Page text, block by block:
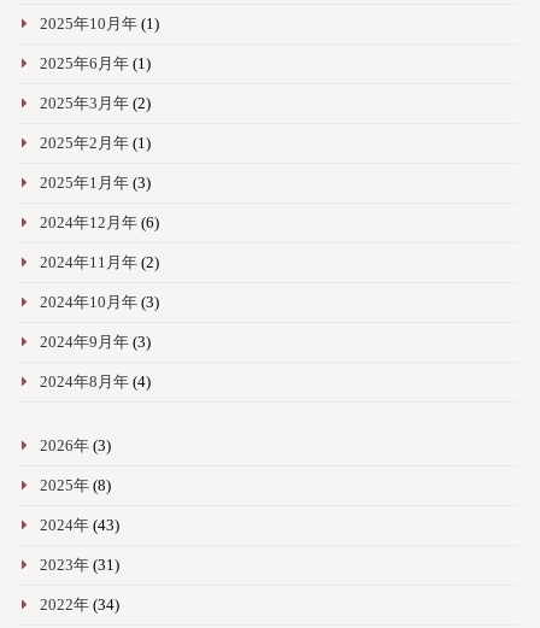
2025年10月年(1)
2025年6月年(1)
2025年3月年(2)
2025年2月年(1)
2025年1月年(3)
2024年12月年(6)
2024年11月年(2)
2024年10月年(3)
2024年9月年(3)
2024年8月年(4)
2026年(3)
2025年(8)
2024年(43)
2023年(31)
2022年(34)